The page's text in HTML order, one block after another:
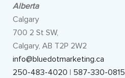
Alberta
Calgary
700 2 St SW,
Calgary, AB T2P 2W2
info@bluedotmarketing.ca
250-483-4020 | 587-330-0815